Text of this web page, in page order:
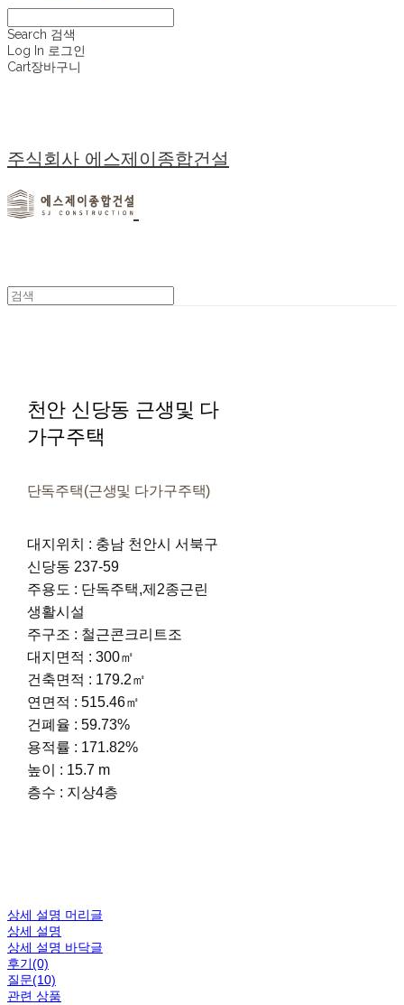
Search 검색
Log In 로그인
Cart장바구니
주식회사 에스제이종합건설
천안 신당동 근생및 다
가구주택
단독주택(근생및 다가구주택)
대지위치 : 충남 천안시 서북구
신당동 237-59
주용도 : 단독주택,제2종근린
생활시설
주구조 : 철근콘크리트조
대지면적 : 300㎡
건축면적 : 179.2㎡
연면적 : 515.46㎡
건폐율 : 59.73%
용적률 : 171.82%
높이 : 15.7 m
층수 : 지상4층
상세 설명 머리글
상세 설명
상세 설명 바닥글
후기(0)
질문(10)
관련 상품